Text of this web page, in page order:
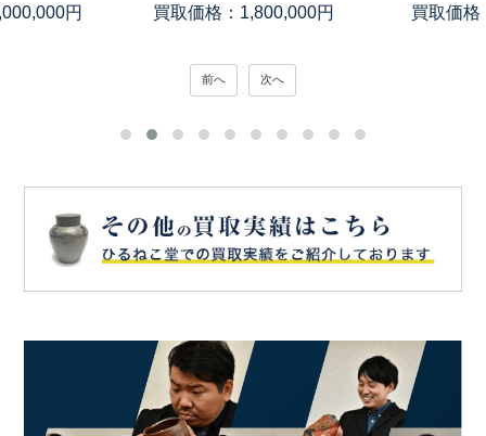
円
買取価格：1,800,000円
買取価格
前へ 次へ